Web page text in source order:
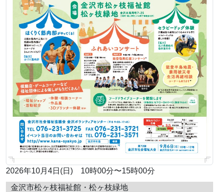
2026年10月4日(日) 10時00分〜15時00分
金沢市松ヶ枝福祉館・松ヶ枝緑地